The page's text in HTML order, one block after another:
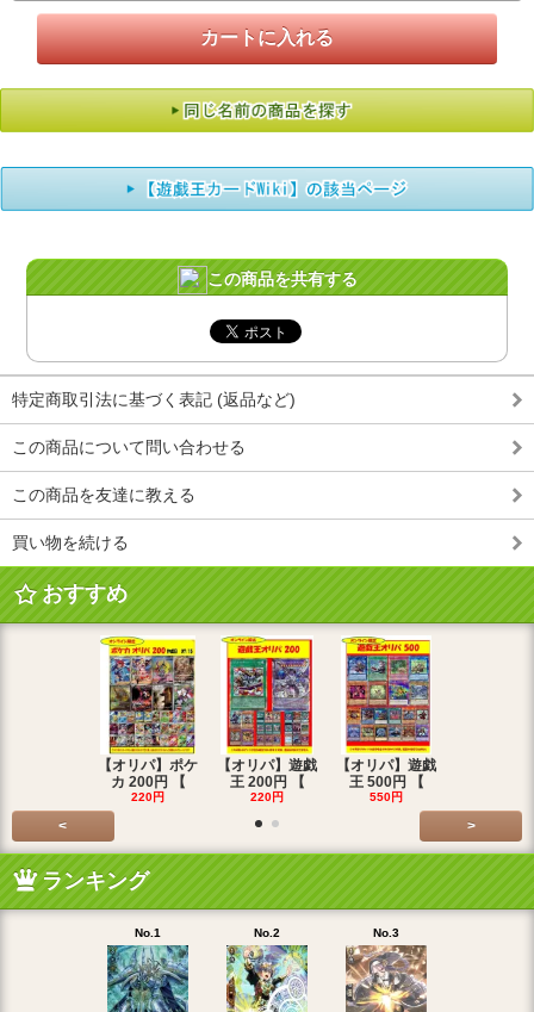
この商品を共有する
特定商取引法に基づく表記 (返品など)
この商品について問い合わせる
この商品を友達に教える
買い物を続ける
おすすめ
【オリパ】ポケ
カ 200円 【
220円
【オリパ】遊戯
王 200円 【
220円
【オリパ】遊戯
王 500円 【
550円
< >
ランキング
No.1 No.2 No.3